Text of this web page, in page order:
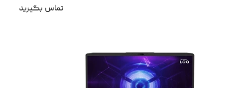
تماس بگیرید